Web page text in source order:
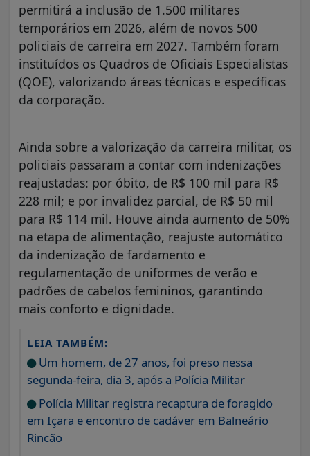
permitirá a inclusão de 1.500 militares
temporários em 2026, além de novos 500
policiais de carreira em 2027. Também foram
instituídos os Quadros de Oficiais Especialistas
(QOE), valorizando áreas técnicas e específicas
da corporação.
Ainda sobre a valorização da carreira militar, os
policiais passaram a contar com indenizações
reajustadas: por óbito, de R$ 100 mil para R$
228 mil; e por invalidez parcial, de R$ 50 mil
para R$ 114 mil. Houve ainda aumento de 50%
na etapa de alimentação, reajuste automático
da indenização de fardamento e
regulamentação de uniformes de verão e
padrões de cabelos femininos, garantindo
mais conforto e dignidade.
LEIA TAMBÉM:
Um homem, de 27 anos, foi preso nessa
segunda-feira, dia 3, após a Polícia Militar
Polícia Militar registra recaptura de foragido
em Içara e encontro de cadáver em Balneário
Rincão